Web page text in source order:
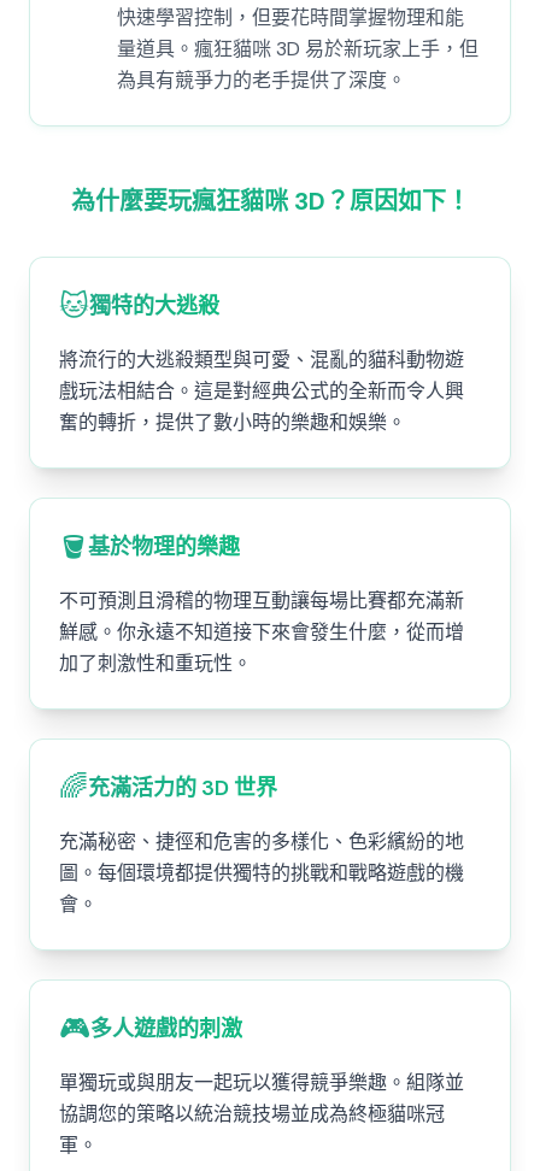
快速學習控制，但要花時間掌握物理和能
量道具。瘋狂貓咪 3D 易於新玩家上手，但
為具有競爭力的老手提供了深度。
為什麼要玩瘋狂貓咪 3D？原因如下！
🐱獨特的大逃殺
將流行的大逃殺類型與可愛、混亂的貓科動物遊
戲玩法相結合。這是對經典公式的全新而令人興
奮的轉折，提供了數小時的樂趣和娛樂。
🪣基於物理的樂趣
不可預測且滑稽的物理互動讓每場比賽都充滿新
鮮感。你永遠不知道接下來會發生什麼，從而增
加了刺激性和重玩性。
🌈充滿活力的 3D 世界
充滿秘密、捷徑和危害的多樣化、色彩繽紛的地
圖。每個環境都提供獨特的挑戰和戰略遊戲的機
會。
🎮多人遊戲的刺激
單獨玩或與朋友一起玩以獲得競爭樂趣。組隊並
協調您的策略以統治競技場並成為終極貓咪冠
軍。